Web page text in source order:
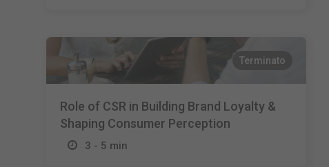
Terminato
Role of CSR in Building Brand Loyalty &
Shaping Consumer Perception
3 - 5 min